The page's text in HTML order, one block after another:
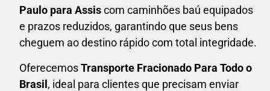
Paulo para Assiscom caminhões baú equipados
e prazos reduzidos, garantindo que seus bens
cheguem ao destino rápido com total integridade.
OferecemosTransporte Fracionado Para Todo o
Brasil, ideal para clientes que precisam enviar